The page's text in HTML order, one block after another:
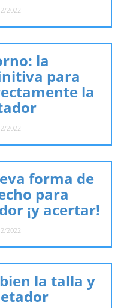
2022
la
para
la
2022
forma de
para
¡y acertar!
2022
la talla y